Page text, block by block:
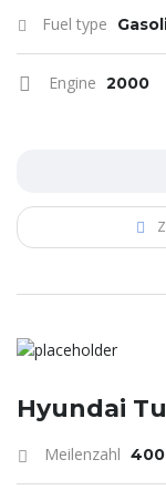
Fuel type
Engine 2000
Hyundai
Meilenzahl